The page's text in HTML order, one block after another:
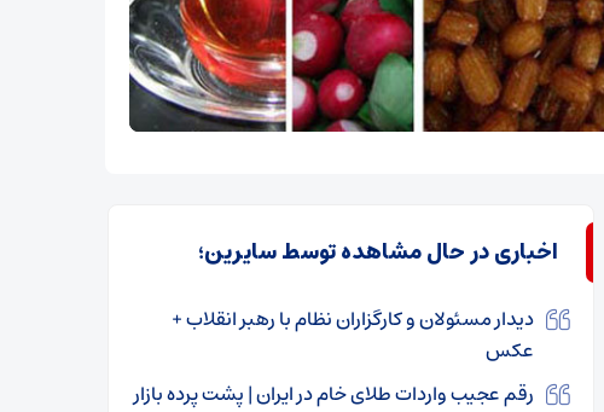
اخباری در حال مشاهده توسط سایرین؛
دیدار مسئولان و کارگزاران نظام با رهبر انقلاب +
عکس
رقم عجیب واردات طلای خام در ایران | پشت پرده بازار